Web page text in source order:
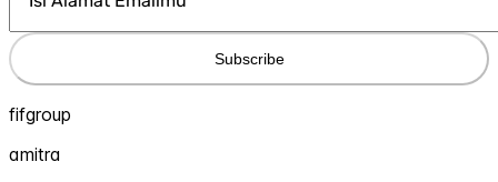
Subscribe
fifgroup
amitra